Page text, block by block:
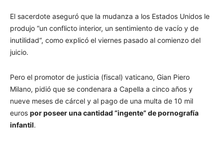
El sacerdote aseguró que la mudanza a los Estados Unidos le
produjo “un conflicto interior, un sentimiento de vacío y de
inutilidad“, como explicó el viernes pasado al comienzo del
juicio.
Pero el promotor de justicia (fiscal) vaticano, Gian Piero
Milano, pidió que se condenara a Capella a cinco años y
nueve meses de cárcel y al pago de una multa de 10 mil
euros por poseer una cantidad “ingente” de pornografía
infantil.